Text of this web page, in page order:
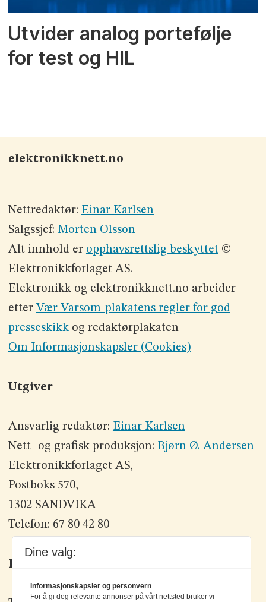
Utvider analog portefølje
for test og HIL
elektronikknett.no
Nettredaktør: Einar Karlsen
Salgssjef: Morten Olsson
Alt innhold er opphavsrettslig beskyttet©
Elektronikkforlaget AS.
Elektronikk og elektronikknett.no arbeider
etter Vær Varsom-plakatens regler for god
presseskikkog redaktørplakaten
Om Informasjonskapsler (Cookies)
Utgiver
Ansvarlig redaktør: Einar Karlsen
Nett- og grafisk produksjon: Bjørn Ø. Andersen
Elektronikkforlaget AS,
Postboks 570,
1302 SANDVIKA
Telefon: 67 80 42 80
Kontakt oss
Dine valg:
Informasjonskapsler og personvern
For å gi deg relevante annonser på vårt nettsted bruker vi